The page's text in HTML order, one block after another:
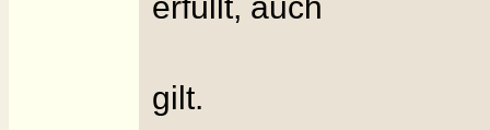
gilt.